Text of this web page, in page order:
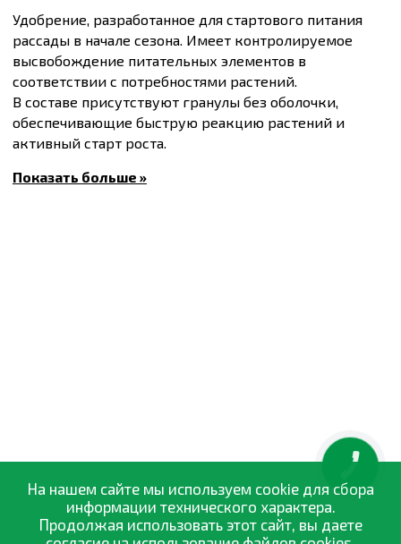
Удобрение, разработанное для стартового питания
рассады в начале сезона. Имеет контролируемое
высвобождение питательных элементов в
соответствии с потребностями растений.
В составе присутствуют гранулы без оболочки,
обеспечивающие быструю реакцию растений и
активный старт роста.
Азот (N): 11%;
Показать больше »
На нашем сайте мы используем cookie для сбора
информации технического характера.
Продолжая использовать этот сайт, вы даете